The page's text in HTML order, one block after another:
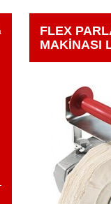
FLEX
MAKINASI